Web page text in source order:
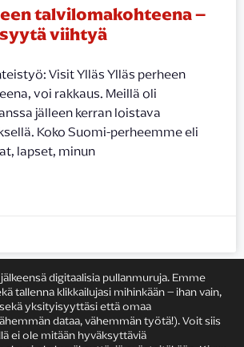
talvilomakohteena –
viihtyä
Visit Ylläs Ylläs perheen
voi rakkaus. Meillä oli
jälleen kerran loistava
Koko Suomi-perheemme eli
lapset, minun
digitaalisia pullanmuruja. Emme
tallenna klikkailujasi mihinkään – ihan vain,
yksityisyyttäsi että omaa
dataa, vähemmän työtä!). Voit siis
ei ole mitään hyväksyttäviä